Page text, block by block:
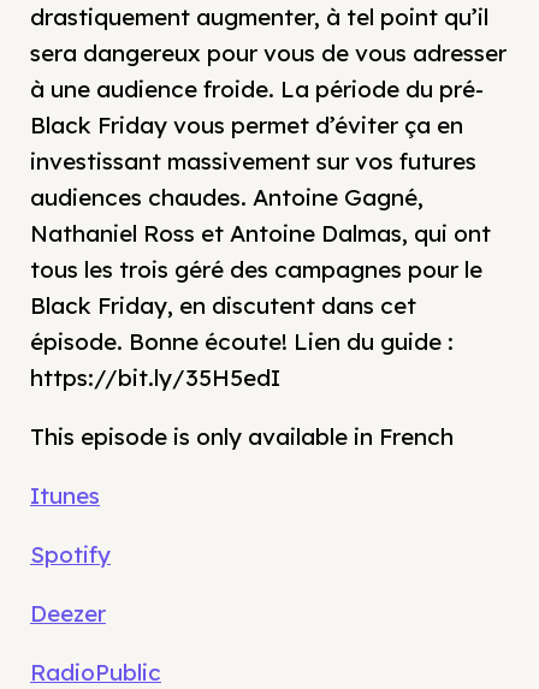
drastiquement augmenter, à tel point qu’il
sera dangereux pour vous de vous adresser
à une audience froide. La période du pré-
Black Friday vous permet d’éviter ça en
investissant massivement sur vos futures
audiences chaudes. Antoine Gagné,
Nathaniel Ross et Antoine Dalmas, qui ont
tous les trois géré des campagnes pour le
Black Friday, en discutent dans cet
épisode. Bonne écoute! Lien du guide :
https://bit.ly/35H5edI
This episode is only available in French
Itunes
Spotify
Deezer
RadioPublic